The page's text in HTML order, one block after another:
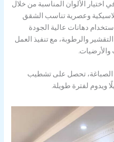
الألوان المناسبة من خلال
وعصرية تناسب الشقق
دهانات عالية الجودة
والرطوبة، مع تنفيذ العمل
والأرضيات.
الصباغة، تحصل على تشطيب
ويدوم لفترة طويلة.